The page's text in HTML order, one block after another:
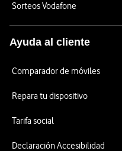
Sorteos Vodafone
Ayuda al cliente
Comparador de móviles
Repara tu dispositivo
Tarifa social
Declaración Accesibilidad